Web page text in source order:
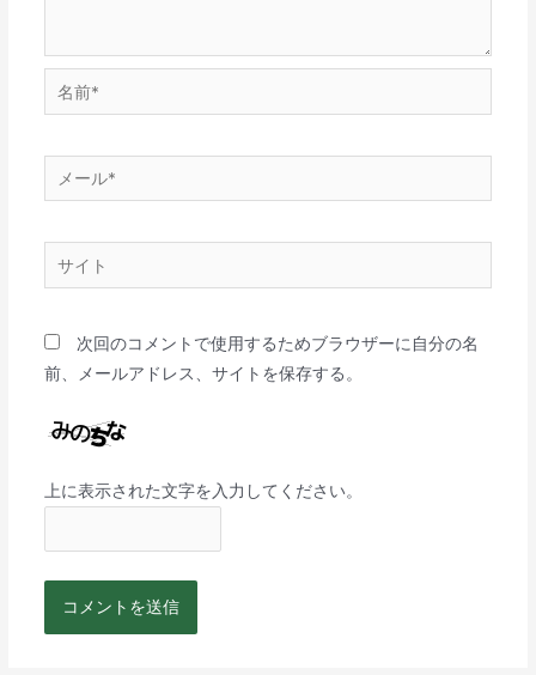
次回のコメントで使用するためブラウザーに自分の名
前、メールアドレス、サイトを保存する。
上に表示された文字を入力してください。